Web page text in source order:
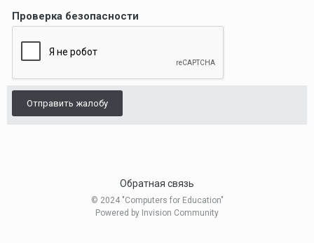
Проверка безопасности
Отправить жалобу
Обратная связь
© 2024 "Computers for Education"
Powered by Invision Community